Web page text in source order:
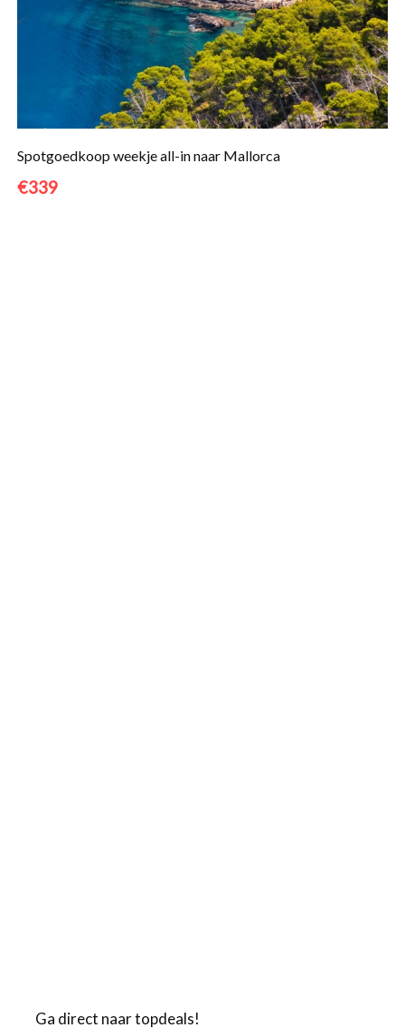
Spotgoedkoop weekje all-in naar Mallorca
€339
Ga direct naar topdeals!